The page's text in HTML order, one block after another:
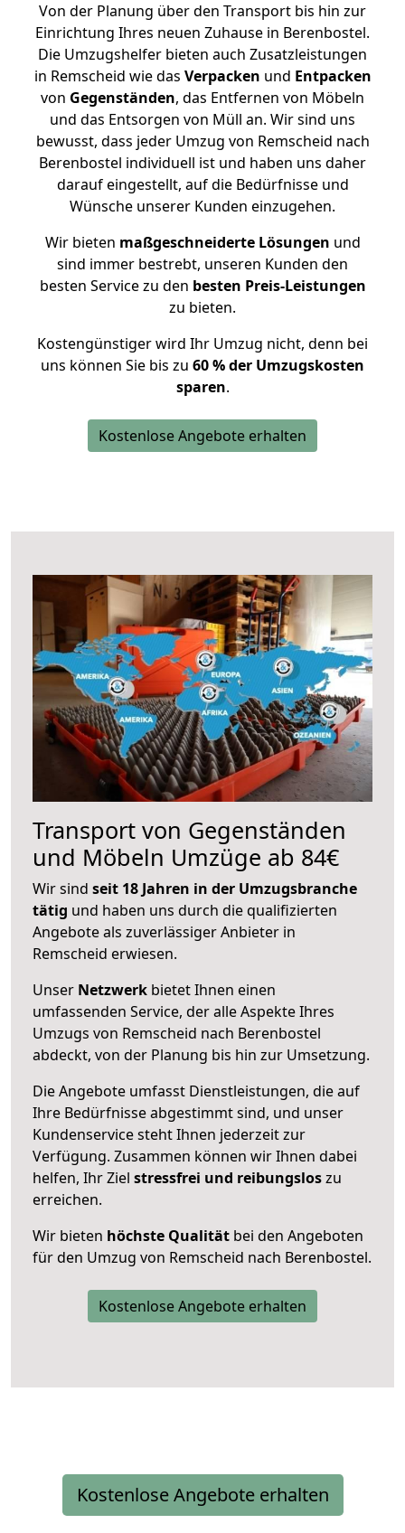
Von der Planung über den Transport bis hin zur
Einrichtung Ihres neuen Zuhause in Berenbostel.
Die Umzugshelfer bieten auch Zusatzleistungen
in Remscheid wie das Verpacken und Entpacken
von Gegenständen, das Entfernen von Möbeln
und das Entsorgen von Müll an. Wir sind uns
bewusst, dass jeder Umzug von Remscheid nach
Berenbostel individuell ist und haben uns daher
darauf eingestellt, auf die Bedürfnisse und
Wünsche unserer Kunden einzugehen.
Wir bieten maßgeschneiderte Lösungen und
sind immer bestrebt, unseren Kunden den
besten Service zu den besten Preis-Leistungen
zu bieten.
Kostengünstiger wird Ihr Umzug nicht, denn bei
uns können Sie bis zu 60 % der Umzugskosten
sparen.
Kostenlose Angebote erhalten
Transport von Gegenständen
und Möbeln Umzüge ab 84€
Wir sind seit 18 Jahren in der Umzugsbranche
tätig und haben uns durch die qualifizierten
Angebote als zuverlässiger Anbieter in
Remscheid erwiesen.
Unser Netzwerk bietet Ihnen einen
umfassenden Service, der alle Aspekte Ihres
Umzugs von Remscheid nach Berenbostel
abdeckt, von der Planung bis hin zur Umsetzung.
Die Angebote umfasst Dienstleistungen, die auf
Ihre Bedürfnisse abgestimmt sind, und unser
Kundenservice steht Ihnen jederzeit zur
Verfügung. Zusammen können wir Ihnen dabei
helfen, Ihr Ziel stressfrei und reibungsloszu
erreichen.
Wir bieten höchste Qualität bei den Angeboten
für den Umzug von Remscheid nach Berenbostel.
Kostenlose Angebote erhalten
Kostenlose Angebote erhalten